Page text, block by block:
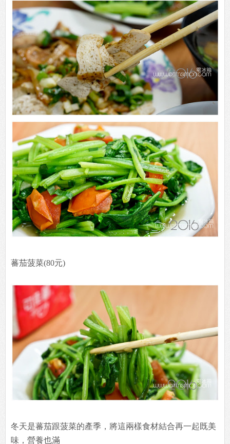
蕃茄菠菜(80元)
冬天是蕃茄跟菠菜的產季，將這兩樣食材結合再一起既美
味，營養也滿